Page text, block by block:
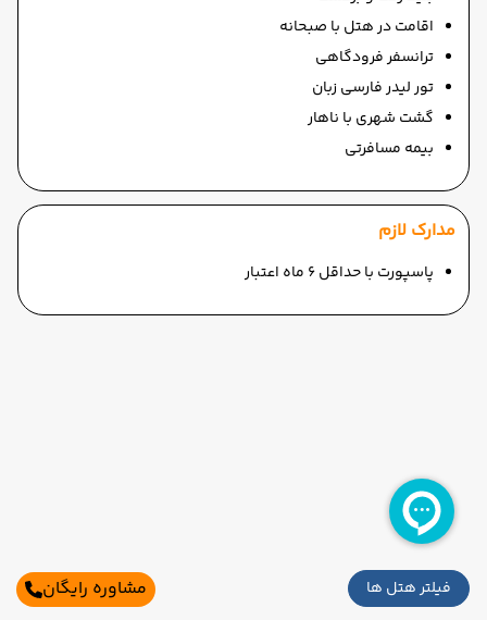
فیلتر هتل ها
اقامت در هتل با صبحانه
ترانسفر فرودگاهی
تور لیدر فارسی زبان
گشت شهری با ناهار
بیمه مسافرتی
مدارک لازم
پاسپورت با حداقل 6 ماه اعتبار
مشاوره رایگان